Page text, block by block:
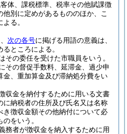
体、課税標準、税率その他賦課徴
別に定めがあるもののほか、こ
る。
次の各号に掲げる用語の意義は、
るところによる。
の委任を受けた市職員をいう。
の督促手数料、延滞金、過少申
金、重加算金及び滞納処分費をい
金を納付するために用いる文書
に納税者の住所及び氏名又は名称
き徴収金額その他納付について必
をいう。
者が徴収金を納入するために用